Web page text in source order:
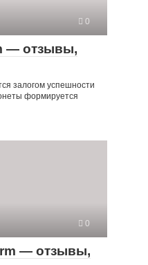
0
— отзывы,
залогом успешности
формируется
0
— отзывы,